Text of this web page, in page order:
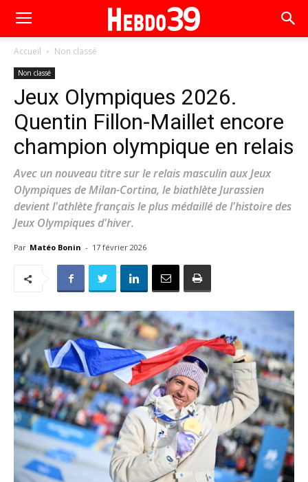
Accueil Non classé
Non classé
Jeux Olympiques 2026.
Quentin Fillon-Maillet encore
champion olympique en relais
Avec un nouveau titre sur le relais masculin aux Jeux
Olympiques de Milan-Cortina, le biathlète Jurassien
devient l'athlète français le plus médaillé de l'histoire des
Jeux Olympiques d'hiver.
Par Matéo Bonin - 17 février 2026